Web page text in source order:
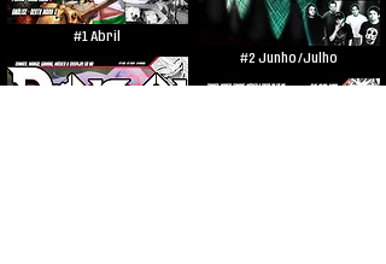
#1 Abril
#2 Junho/Julho